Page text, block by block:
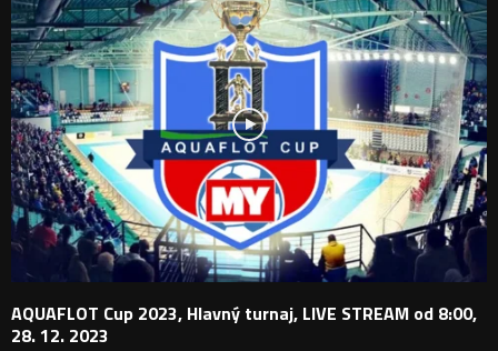
AQUAFLOT Cup 2023, Hlavný turnaj, LIVE STREAM od 8:00,
28. 12. 2023